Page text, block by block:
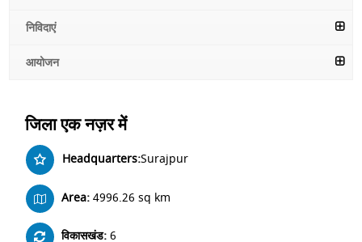
निविदाएं
आयोजन
जिला एक नज़र में
Headquarters:Surajpur
Area:4996.26 sq km
विकासखंड:6